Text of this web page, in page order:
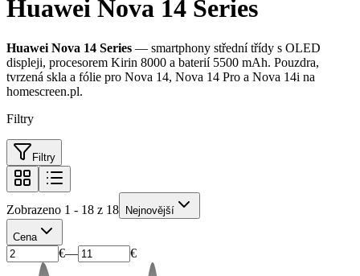
Huawei Nova 14 Series
Huawei Nova 14 Series — smartphony střední třídy s OLED
displeji, procesorem Kirin 8000 a baterií 5500 mAh. Pouzdra,
tvrzená skla a fólie pro Nova 14, Nova 14 Pro a Nova 14i na
homescreen.pl.
Filtry
Filtry
Zobrazeno 1 - 18 z 18 Nejnovější
Cena
€— €